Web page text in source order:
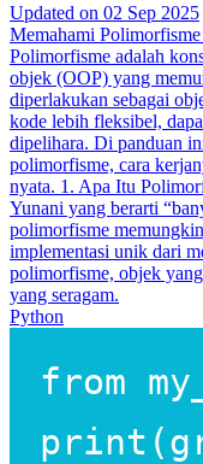
Updated on 02 Sep 2025
Memahami
Polimorfisme adalah
objek (OOP) yang
diperlakukan sebagai
kode lebih fleksibel,
dipelihara. Di panduan
polimorfisme, cara
nyata. 1. Apa Itu
Yunani yang berarti
polimorfisme
implementasi unik dari
polimorfisme, objek
yang seragam.
Python